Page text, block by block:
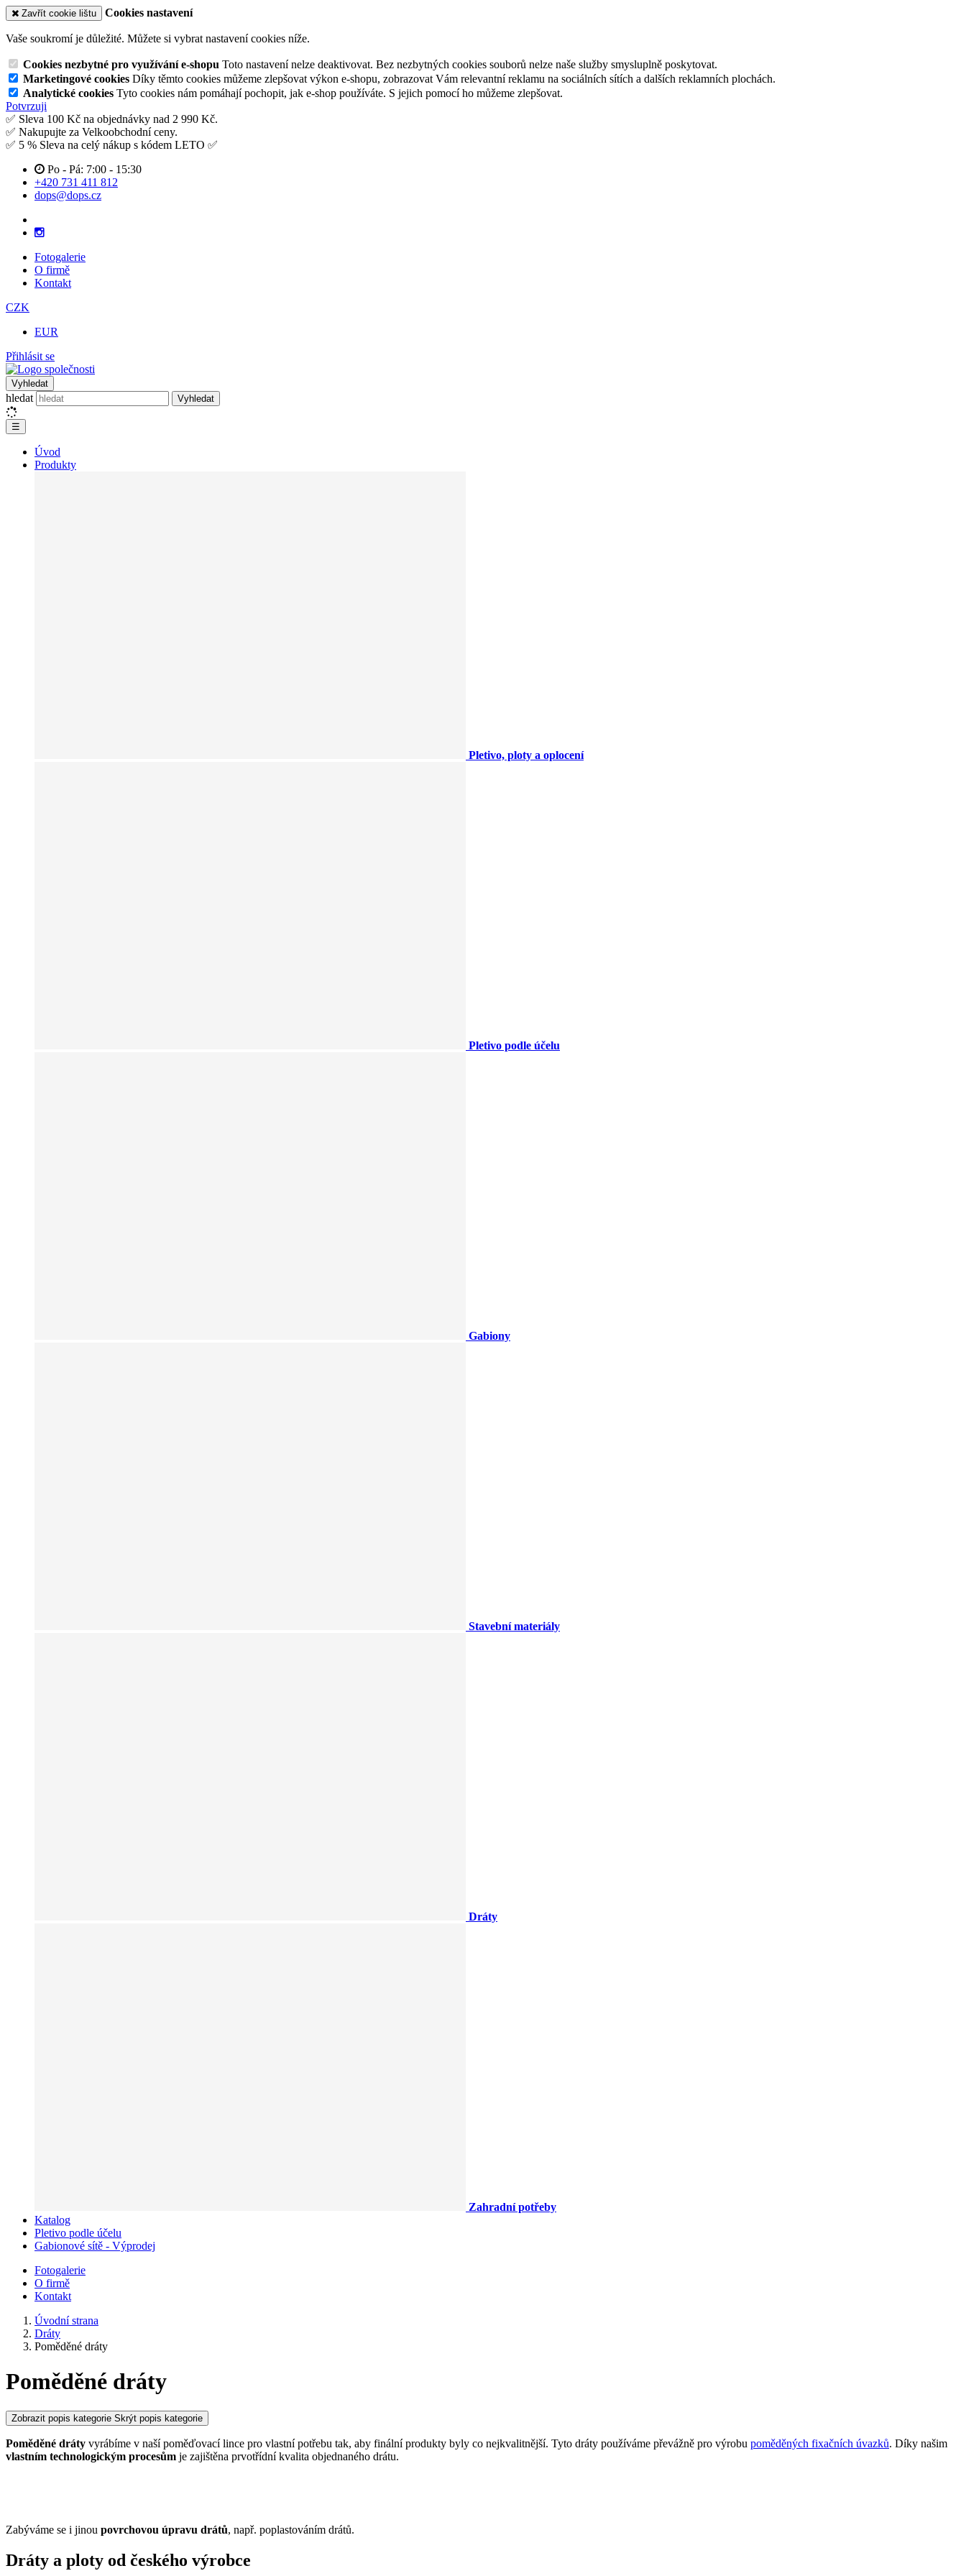
Zavřít cookie lištu Cookies nastavení
Vaše soukromí je důležité. Můžete si vybrat nastavení cookies níže.
Cookies nezbytné pro využívání e-shopu Toto nastavení nelze deaktivovat. Bez nezbytných cookies souborů nelze naše služby smysluplně poskytovat.
Marketingové cookies Díky těmto cookies můžeme zlepšovat výkon e-shopu, zobrazovat Vám relevantní reklamu na sociálních sítích a dalších reklamních plochách.
Analytické cookies Tyto cookies nám pomáhají pochopit, jak e-shop používáte. S jejich pomocí ho můžeme zlepšovat.
Potvrzuji
✅ Sleva 100 Kč na objednávky nad 2 990 Kč.
✅ Nakupujte za Velkoobchodní ceny.
✅ 5 % Sleva na celý nákup s kódem LETO ✅
Po - Pá: 7:00 - 15:30
+420 731 411 812
dops@dops.cz
Fotogalerie
O firmě
Kontakt
CZK
EUR
Přihlásit se
Vyhledat
hledat Vyhledat
☰
Úvod
Produkty
Pletivo, ploty a oplocení
Pletivo podle účelu
Gabiony
Stavební materiály
Dráty
Zahradní potřeby
Katalog
Pletivo podle účelu
Gabionové sítě - Výprodej
Fotogalerie
O firmě
Kontakt
Úvodní strana
Dráty
Poměděné dráty
Poměděné dráty
Zobrazit popis kategorie Skrýt popis kategorie
Poměděné dráty vyrábíme v naší poměďovací lince pro vlastní potřebu tak, aby finální produkty byly co nejkvalitnější. Tyto dráty používáme převážně pro výrobu poměděných fixačních úvazků. Díky našim
vlastním technologickým procesům je zajištěna prvotřídní kvalita objednaného drátu.
Zabýváme se i jinou povrchovou úpravu drátů, např. poplastováním drátů.
Dráty a ploty od českého výrobce